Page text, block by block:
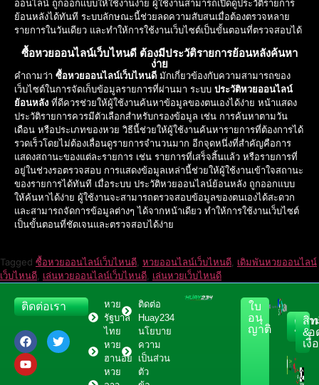
ออนไลน์ ถูกออกแบบให้ใช้งานง่าย ผู้ใช้งานสามารถเปิดดูประวัติรายการ
ย้อนหลังได้ทันที ระบบลักษณะนี้ช่วยลดความสับสนเมื่อต้องตรวจหลาย
รายการในวันเดียว และทำให้การใช้งานเว็บไซต์เป็นขั้นตอนที่ตรวจสอบได้
ซื้อหวยออนไลน์เว็บไหนดี ต้องมีประวัติรายการย้อนหลังค้นหา
ง่าย
คำถามว่า ซื้อหวยออนไลน์เว็บไหนดี มักเกี่ยวข้องกับความสามารถของ
เว็บไซต์ในการจัดเก็บข้อมูลรายการที่ผ่านมา ระบบ ประวัติหวยออนไลน์
ย้อนหลัง ที่ดีควรช่วยให้ผู้ใช้งานค้นหาข้อมูลของตนเองได้ง่าย หน้าแสดง
ประวัติรายการควรมีตัวเลือกสำหรับกรองข้อมูล เช่น การค้นหาตามวัน
เดือน หรือประเภทของหวย วิธีนี้ช่วยให้ผู้ใช้งานค้นหารายการที่ต้องการได้
รวดเร็วโดยไม่ต้องเลื่อนดูรายการจำนวนมาก อีกจุดหนึ่งที่สำคัญคือการ
แสดงสถานะของแต่ละรายการ เช่น รายการที่เสร็จสิ้นแล้ว หรือรายการที่
อยู่ในช่วงรอตรวจสอบ การแสดงข้อมูลเหล่านี้ช่วยให้ผู้ใช้งานเข้าใจสถานะ
ของรายการได้ทันที เมื่อระบบ ประวัติหวยออนไลน์ย้อนหลัง ถูกออกแบบ
ให้ค้นหาได้ง่าย ผู้ใช้งานจะสามารถตรวจสอบข้อมูลของตนเองได้สะดวก
และสามารถจัดการข้อมูลต่างๆ ได้จากหน้าเดียว ทำให้การใช้งานเว็บไซต์
เป็นขั้นตอนที่ชัดเจนและตรวจสอบได้ง่าย
Tagged ซื้อหวยออนไลน์เว็บไหนดี หวยออนไลน์เว็บไหนดี เดิมพันหวยออนไลน์
เว็บไหนดี เล่นหวยออนไลน์เว็บไหนดี เล่นหวยเว็บไหนดี
ใบ
อนุ
ญาติ
ควา
ปลอ
สิ
&
เงื่
หวย
รัฐบาล
ไทย
หวย
ฮานอย
หวย
ติดต่อ
Huay234
นโยบาย
ความ
เป็นส่วน
ตัว
ติดต่อเรา